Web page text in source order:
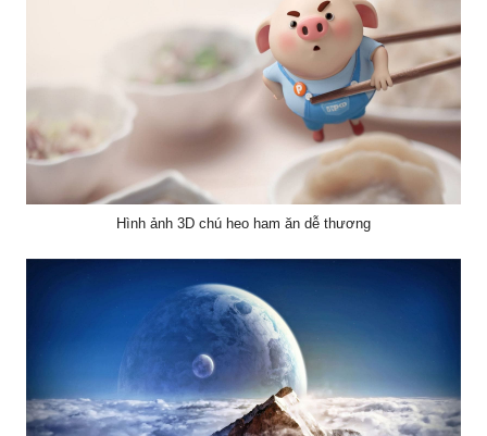
Hình ảnh 3D chú heo ham ăn dễ thương